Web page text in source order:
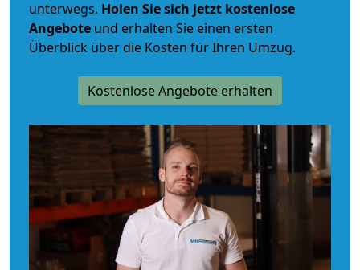
unterwegs. Holen Sie sich jetzt kostenlose
Angebote und erhalten Sie einen ersten
Überblick über die Kosten für Ihren Umzug.
Kostenlose Angebote erhalten